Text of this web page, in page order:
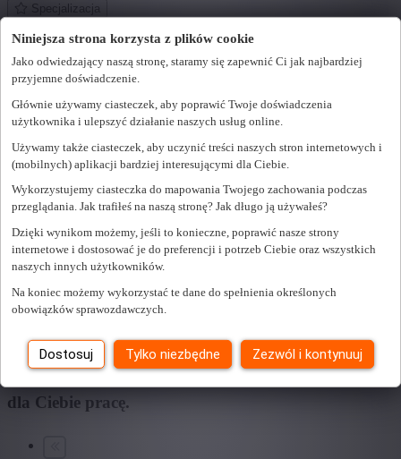
Niniejsza strona korzysta z plików cookie
Jako odwiedzający naszą stronę, staramy się zapewnić Ci jak najbardziej
przyjemne doświadczenie.
Głównie używamy ciasteczek, aby poprawić Twoje doświadczenia
użytkownika i ulepszyć działanie naszych usług online.
Używamy także ciasteczek, aby uczynić treści naszych stron internetowych i
(mobilnych) aplikacji bardziej interesującymi dla Ciebie.
Wykorzystujemy ciasteczka do mapowania Twojego zachowania podczas
przeglądania. Jak trafiłeś na naszą stronę? Jak długo ją używałeś?
Dzięki wynikom możemy, jeśli to konieczne, poprawić nasze strony
internetowe i dostosować je do preferencji i potrzeb Ciebie oraz wszystkich
naszych innych użytkowników.
Na koniec możemy wykorzystać te dane do spełnienia określonych
obowiązków sprawozdawczych.
Dostosuj Tylko niezbędne Zezwól i kontynuuj
Specjalizacja
+ Pokaż więcej
- Pokaż mniej
Segment
+ Pokaż więcej
- Pokaż mniej
Województwo
+ Pokaż więcej
- Pokaż mniej
+ Pokaż więcej
- Pokaż mniej
Edukacja
+ Pokaż więcej
- Pokaż mniej
Typ umowy
Znaleźliśmy0 oferty pracy dla Ciebie. znaleźliśmy
dla Ciebie pracę.